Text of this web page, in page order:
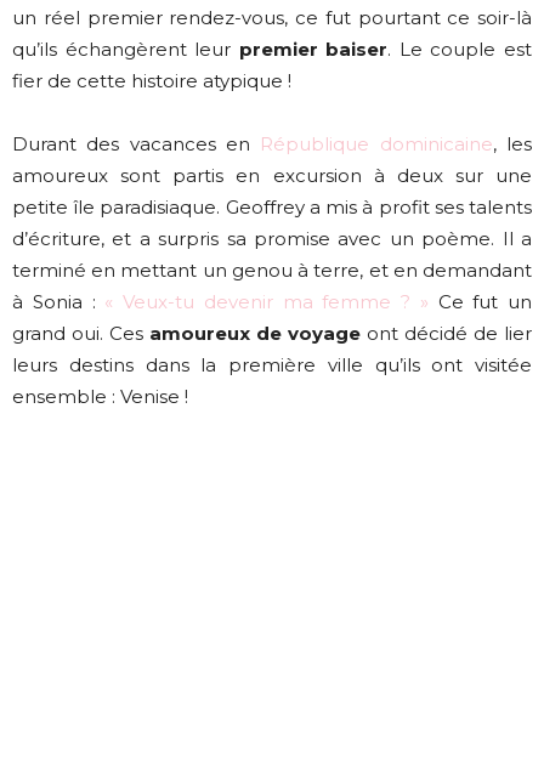
un réel premier rendez-vous, ce fut pourtant ce soir-là
qu’ils échangèrent leur premier baiser. Le couple est
fier de cette histoire atypique !
Durant des vacances en République dominicaine, les
amoureux sont partis en excursion à deux sur une
petite île paradisiaque. Geoffrey a mis à profit ses talents
d’écriture, et a surpris sa promise avec un poème. Il a
terminé en mettant un genou à terre, et en demandant
à Sonia : « Veux-tu devenir ma femme ? » Ce fut un
grand oui. Ces amoureux de voyage ont décidé de lier
leurs destins dans la première ville qu’ils ont visitée
ensemble : Venise !